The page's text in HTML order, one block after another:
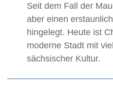
Seit dem Fall der
aber einen
hingelegt. Heute ist
moderne Stadt mit
sächsischer Kultur.